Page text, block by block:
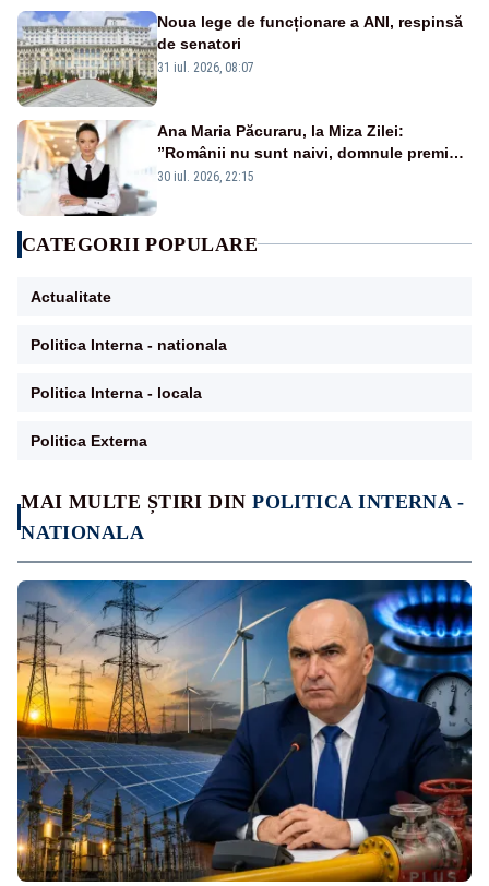
MAI MULTE ȘTIRI DINPOLITICA INTERNA -
NATIONALA
Noua lege de funcționare a ANI, respinsă
de senatori
31 iul. 2026, 08:07
Ana Maria Păcuraru, la Miza Zilei:
”Românii nu sunt naivi, domnule premier
Bolojan”
30 iul. 2026, 22:15
CATEGORII POPULARE
Actualitate
Politica Interna - nationala
Politica Interna - locala
Politica Externa